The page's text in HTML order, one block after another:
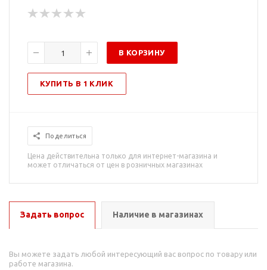
В КОРЗИНУ
КУПИТЬ В 1 КЛИК
Поделиться
Цена действительна только для интернет-магазина и
может отличаться от цен в розничных магазинах
Задать вопрос Наличие в магазинах
Вы можете задать любой интересующий вас вопрос по товару или
работе магазина.